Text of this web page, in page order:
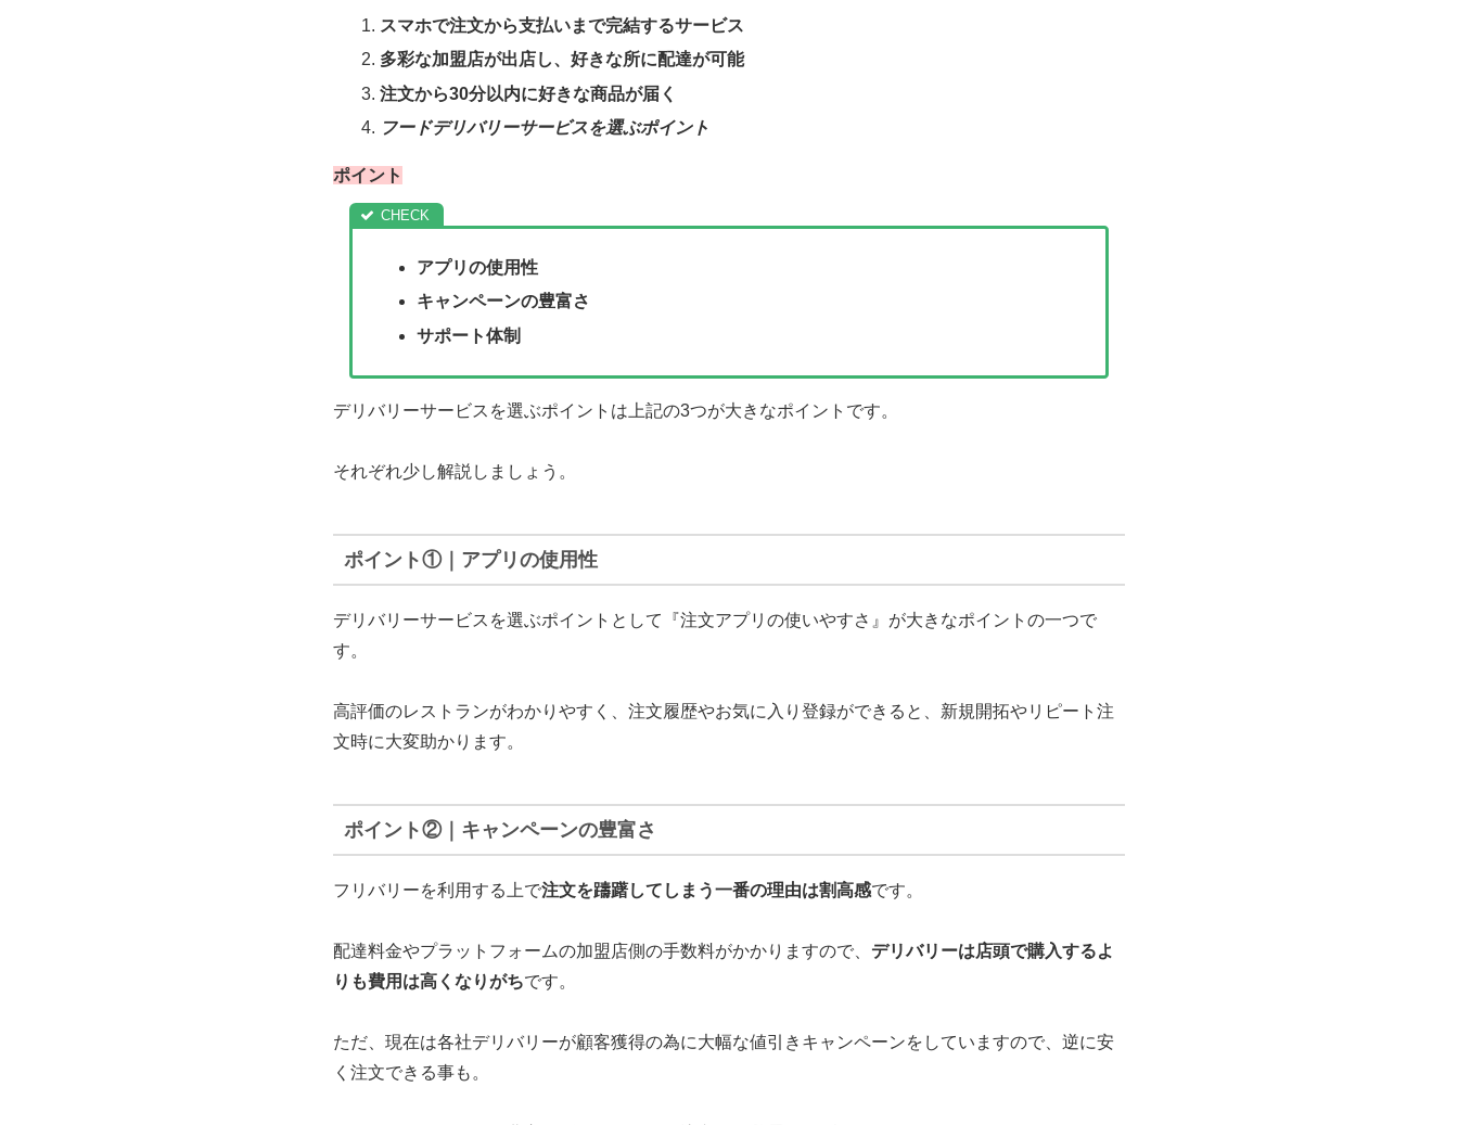
スマホで注文から支払いまで完結するサービス
多彩な加盟店が出店し、好きな所に配達が可能
注文から30分以内に好きな商品が届く
フードデリバリーサービスを選ぶポイント
ポイント
アプリの使用性
キャンペーンの豊富さ
サポート体制
デリバリーサービスを選ぶポイントは上記の3つが大きなポイントです。
それぞれ少し解説しましょう。
ポイント①｜アプリの使用性
デリバリーサービスを選ぶポイントとして 『注文アプリの使いやすさ』が大きなポイント の一つで
す。
高評価のレストランがわかりやすく、注文履歴やお気に入り登録ができると、新規開拓やリピート注
文時に大変助かります。
ポイント②｜キャンペーンの豊富さ
フリバリーを利用する上で注文を躊躇してしまう一番の理由は割高感です。
配達料金やプラットフォームの加盟店側の手数料がかかりますので、 デリバリーは店頭で購入するよ
りも費用は高くなりがちです。
ただ、現在は各社デリバリーが顧客獲得の為に大幅な値引きキャンペーンをしていますので、逆に安
く注文できる事も。